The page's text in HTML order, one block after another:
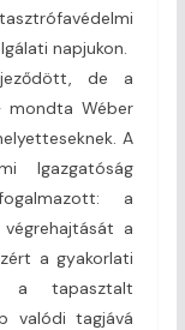
napjukon.
de a
mondta Wéber
A
Igazgatóság
a
a
a gyakorlati
a tapasztalt
valódi tagjává